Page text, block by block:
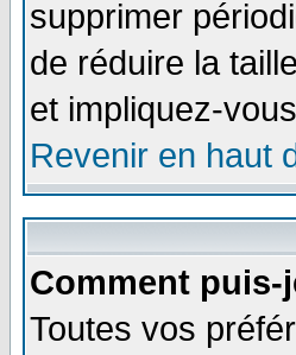
supprimer
de réduire la
et impliquez-
Revenir en haut
Comment puis-
Toutes vos